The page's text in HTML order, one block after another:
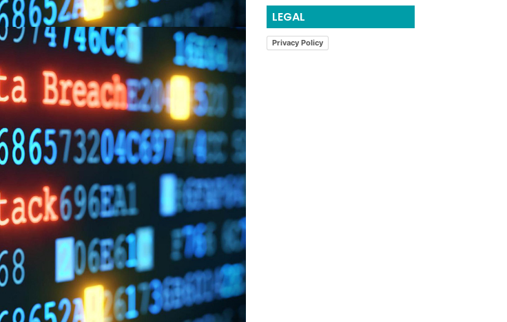
LEGAL
Privacy Policy